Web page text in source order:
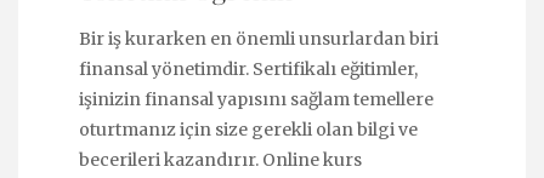
Bir iş kurarken en önemli unsurlardan biri
finansal yönetimdir. Sertifikalı eğitimler,
işinizin finansal yapısını sağlam temellere
oturtmanız için size gerekli olan bilgi ve
becerileri kazandırır. Online kurs